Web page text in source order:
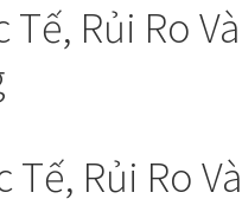
Rủi Ro
Rủi Ro